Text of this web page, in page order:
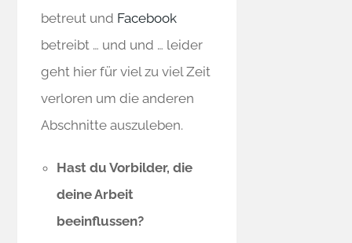
betreut und Facebook
betreibt … und und … leider
geht hier für viel zu viel Zeit
verloren um die anderen
Abschnitte auszuleben.
Hast du Vorbilder, die
deine Arbeit
beeinflussen?